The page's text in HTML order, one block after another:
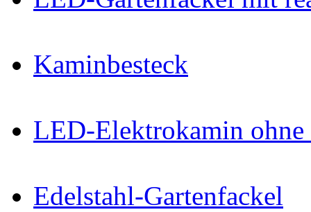
Kaminbesteck
LED-Elektrokamin
Edelstahl-Gartenfackel